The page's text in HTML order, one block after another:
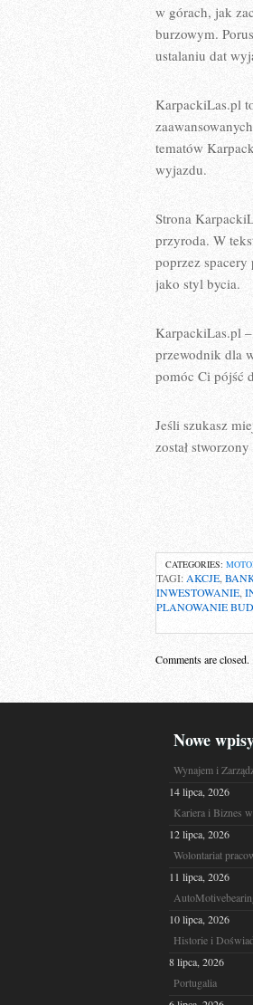
w górach, jak
burzowym.
ustalaniu dat
KarpackiLas.pl
tematów
wyjazdu.
Strona
przyroda. W
poprzez
jako styl bycia.
KarpackiLas.pl
przewodnik dla
pomóc Ci pójść
Jeśli szukasz
został
CATEGORIES:
TAGI: AKCJE,
INWESTOWANIE
PLANOWANIE
Comments are closed.
Nowe
Wynajem i
14 lipca, 2026
Kariera i Biznes
12 lipca, 2026
Wolontariat
11 lipca, 2026
10 lipca, 2026
Historie i
8 lipca, 2026
Portugalia